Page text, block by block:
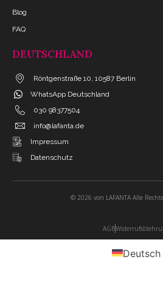
Blog
FAQ
DEUTSCHLAND
Röntgenstraße 10, 10587 Berlin
WhatsApp Deutschland
030 98377504
info@lafanta.de
Impressum
Datenschutz
© 2026 von LAFANTA Alle
AGB
Deutsch